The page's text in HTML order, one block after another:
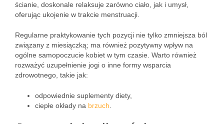
ścianie, doskonale relaksuje zarówno ciało, jak i umysł,
oferując ukojenie w trakcie menstruacji.
Regularne praktykowanie tych pozycji nie tylko zmniejsza ból
związany z miesiączką; ma również pozytywny wpływ na
ogólne samopoczucie kobiet w tym czasie. Warto również
rozważyć uzupełnienie jogi o inne formy wsparcia
zdrowotnego, takie jak:
odpowiednie suplementy diety,
ciepłe okłady na brzuch